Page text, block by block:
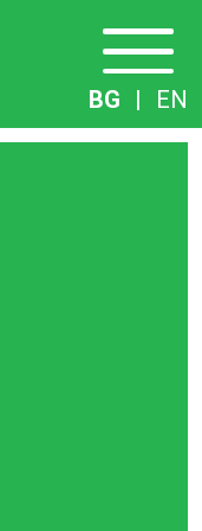
BG | EN